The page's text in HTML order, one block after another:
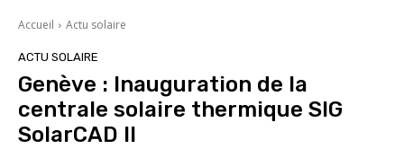
Accueil Actu solaire
ACTU SOLAIRE
Genève : Inauguration de la
centrale solaire thermique SIG
SolarCAD II